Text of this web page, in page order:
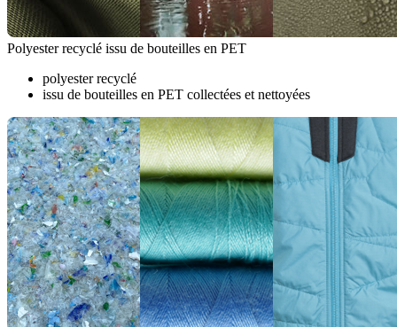
Polyester recyclé issu de bouteilles en PET
polyester recyclé
issu de bouteilles en PET collectées et nettoyées